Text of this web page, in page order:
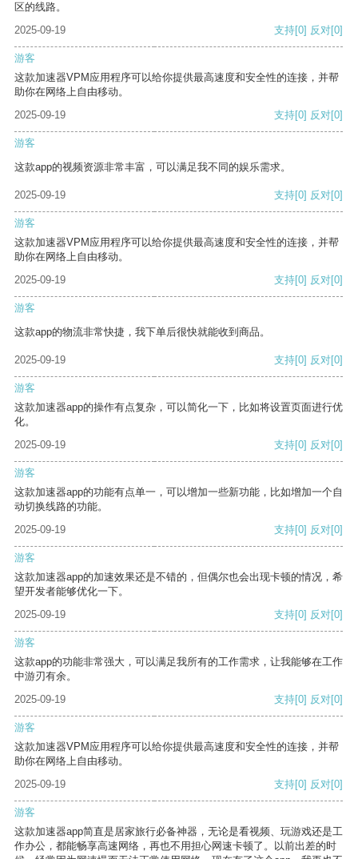
区的线路。
2025-09-19
支持[0] 反对[0]
游客
这款加速器VPM应用程序可以给你提供最高速度和安全性的连接，并帮
助你在网络上自由移动。
2025-09-19
支持[0] 反对[0]
游客
这款app的视频资源非常丰富，可以满足我不同的娱乐需求。
2025-09-19 支持[0] 反对[0]
游客
这款加速器VPM应用程序可以给你提供最高速度和安全性的连接，并帮
助你在网络上自由移动。
2025-09-19
支持[0] 反对[0]
游客
这款app的物流非常快捷，我下单后很快就能收到商品。
2025-09-19 支持[0] 反对[0]
游客
这款加速器app的操作有点复杂，可以简化一下，比如将设置页面进行优
化。
2025-09-19
支持[0] 反对[0]
游客
这款加速器app的功能有点单一，可以增加一些新功能，比如增加一个自
动切换线路的功能。
2025-09-19
支持[0] 反对[0]
游客
这款加速器app的加速效果还是不错的，但偶尔也会出现卡顿的情况，希
望开发者能够优化一下。
2025-09-19
支持[0] 反对[0]
游客
这款app的功能非常强大，可以满足我所有的工作需求，让我能够在工作
中游刃有余。
2025-09-19
支持[0] 反对[0]
游客
这款加速器VPM应用程序可以给你提供最高速度和安全性的连接，并帮
助你在网络上自由移动。
2025-09-19
支持[0] 反对[0]
游客
这款加速器app简直是居家旅行必备神器，无论是看视频、玩游戏还是工
作办公，都能畅享高速网络，再也不用担心网速卡顿了。以前出差的时